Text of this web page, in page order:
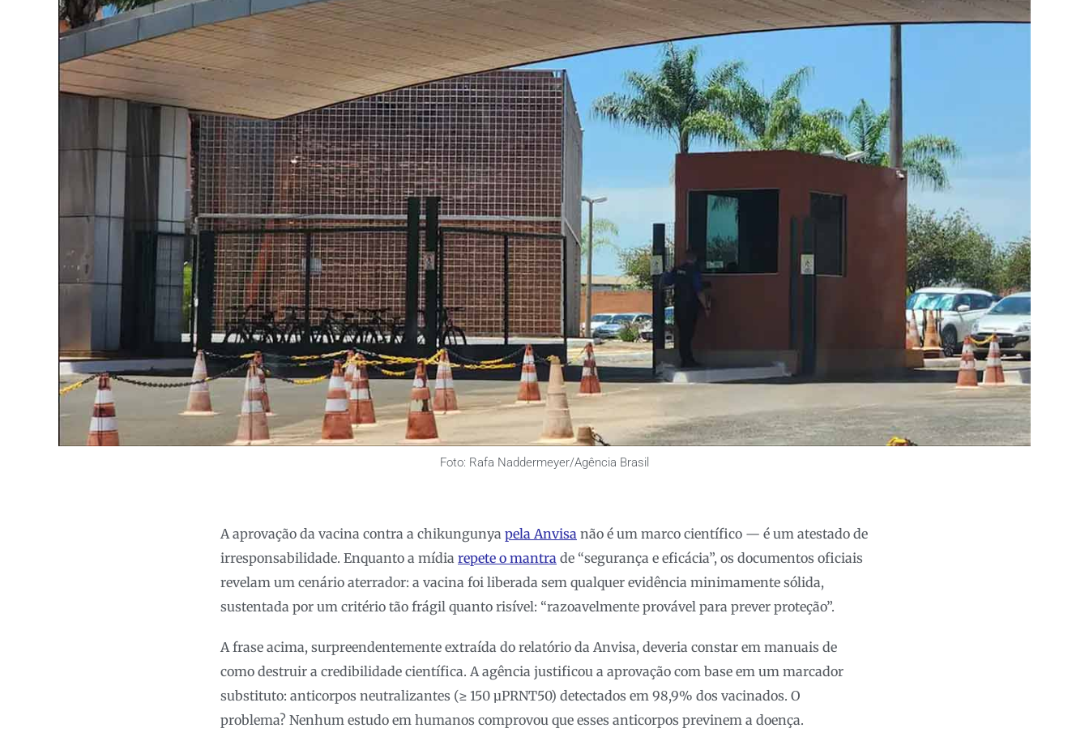
Foto: Rafa Naddermeyer/Agência Brasil
A aprovação da vacina contra a chikungunya pela Anvisa não é um marco científico — é um atestado de
irresponsabilidade. Enquanto a mídia repete o mantra de “segurança e eficácia”, os documentos oficiais
revelam um cenário aterrador: a vacina foi liberada sem qualquer evidência minimamente sólida,
sustentada por um critério tão frágil quanto risível: “razoavelmente provável para prever proteção”.
A frase acima, surpreendentemente extraída do relatório da Anvisa, deveria constar em manuais de
como destruir a credibilidade científica. A agência justificou a aprovação com base em um marcador
substituto: anticorpos neutralizantes (≥ 150 µPRNT50) detectados em 98,9% dos vacinados. O
problema? Nenhum estudo em humanos comprovou que esses anticorpos previnem a doença.